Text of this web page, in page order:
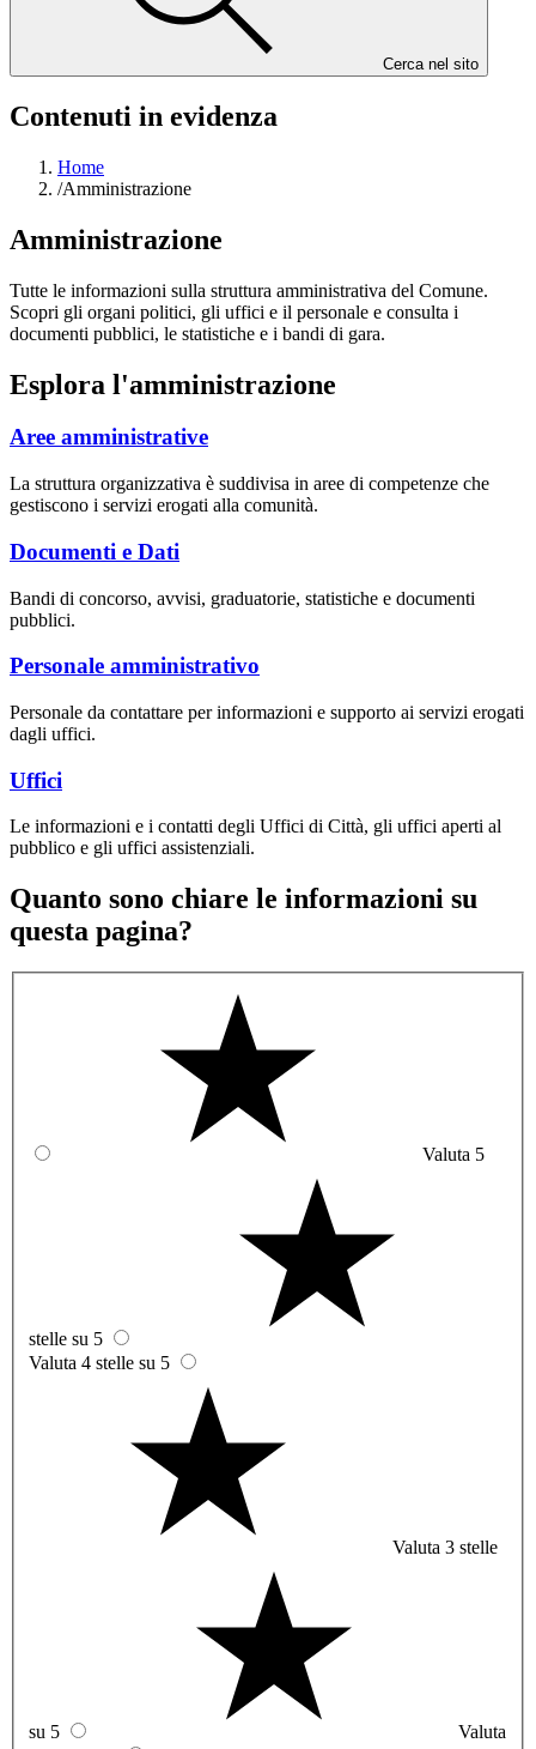
Cerca nel sito
Contenuti in evidenza
Home
/Amministrazione
Amministrazione
Tutte le informazioni sulla struttura amministrativa del Comune.
Scopri gli organi politici, gli uffici e il personale e consulta i
documenti pubblici, le statistiche e i bandi di gara.
Esplora l'amministrazione
Aree amministrative
La struttura organizzativa è suddivisa in aree di competenze che
gestiscono i servizi erogati alla comunità.
Documenti e Dati
Bandi di concorso, avvisi, graduatorie, statistiche e documenti
pubblici.
Personale amministrativo
Personale da contattare per informazioni e supporto ai servizi erogati
dagli uffici.
Uffici
Le informazioni e i contatti degli Uffici di Città, gli uffici aperti al
pubblico e gli uffici assistenziali.
Quanto sono chiare le informazioni su
questa pagina?
Valuta 5
stelle su 5
Valuta 4 stelle su 5
Valuta 3 stelle
su 5
Valuta